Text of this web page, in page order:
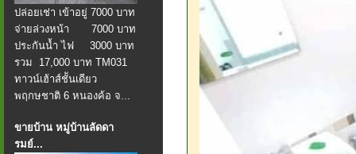
ปล่อยเช่า เข้าอยู่ 7000 บาท
จ่ายล่วงหน้า 7000 บาท
ประกันน้ำ ไฟ 3000 บาท
รวม 17,000 บาท TM031
ทาวน์เฮ้าส์ชัันเดียว
พฤกษชาติ 6 หนองค้อ จ...
ขายบ้าน หมู่บ้านลัดดา
รมย์...